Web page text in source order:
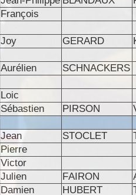
François
Joy GERARD
Aurélien
SCHNACKERS
Loic
Sébastien PIRSON
Jean STOCLET
Pierre
Victor
Julien FAIRON
Damien HUBERT